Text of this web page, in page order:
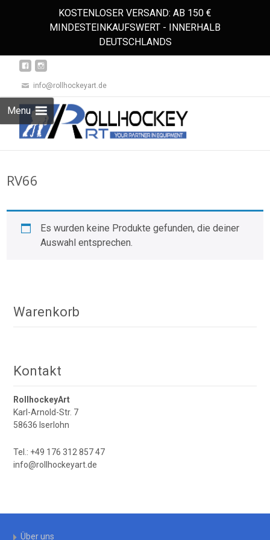
KOSTENLOSER VERSAND: AB 150 €
MINDESTEINKAUFSWERT - INNERHALB
DEUTSCHLANDS
info@rollhockeyart.de
Menu
RV66
Es wurden keine Produkte gefunden, die deiner
Auswahl entsprechen.
Warenkorb
Kontakt
RollhockeyArt
Karl-Arnold-Str. 7
58636 Iserlohn
Tel.: +49 176 312 857 47
info@rollhockeyart.de
Über uns